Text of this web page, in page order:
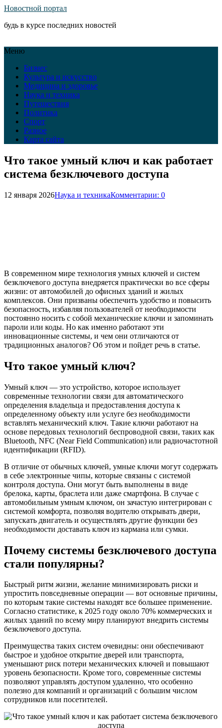
Новостной портал
будь в курсе последних новостей
Меню
Бизнес
Культура и искусство
Медицина и здоровье
Наука и техника
Путешествия
Политика
Спорт
Разное
Карта сайта
Что такое умный ключ и как работает
система безключевого доступа
12 января 2026Наука и техникаКомментарии: 0
В современном мире технология умных ключей и систем
безключевого доступа внедряется практически во все сферы
жизни: от автомобилей до офисных зданий и жилых
комплексов. Они призваны обеспечить удобство и повысить
безопасность, избавляя пользователей от необходимости
постоянно носить с собой механические ключи и запоминать
пароли или коды. Но как именно работают эти
инновационные системы, и чем они отличаются от
традиционных аналогов? Об этом и пойдет речь в статье.
Что такое умный ключ?
Умный ключ — это устройство, которое использует
современные технологии связи для автоматического
определения владельца и предоставления доступа к
определенному объекту или услуге без необходимости
вставлять механический ключ. Такие ключи работают на
основе передовых технологий беспроводной связи, таких как
Bluetooth, NFC (Near Field Communication) или радиочастотной
идентификации (RFID).
В отличие от обычных ключей, умные ключи могут содержать
в себе электронные чипы, которые связаны с системой
контроля доступа. Они могут быть выполнены в виде
брелока, карты, браслета или даже смартфона. В случае с
автомобильным умным ключом, он зачастую интегрирован с
системой комфорта, позволяя водителю открывать двери,
запускать двигатель и осуществлять другие функции без
необходимости доставать ключ из кармана или сумки.
Почему системы безключевого доступа
стали популярны?
Быстрый ритм жизни, желание минимизировать риски и
упростить повседневные операции — вот основные причины,
по которым такие системы находят все большее применение.
Согласно статистике, к 2025 году около 70% коммерческих и
жилых зданий по всему миру планируют внедрить системы
безключевого доступа.
Преимущества таких систем очевидны: они обеспечивают
быстрое и удобное открытие дверей или транспорта,
уменьшают риск потери механических ключей и повышают
уровень безопасности. Кроме того, современные системы
позволяют управлять доступом удаленно, что особенно
полезно для компаний и организаций с большим числом
сотрудников или посетителей.